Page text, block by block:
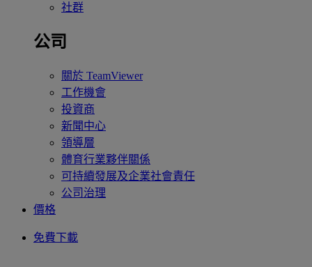
社群
公司
關於 TeamViewer
工作機會
投資商
新聞中心
領導層
體育行業夥伴關係
可持續發展及企業社會責任
公司治理
價格
免費下載